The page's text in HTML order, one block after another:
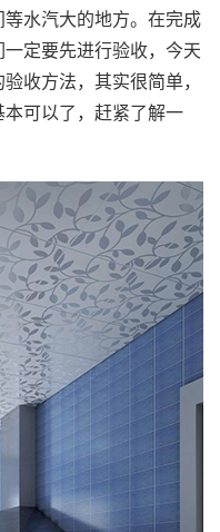
水汽大的地方。在完成
定要先进行验收，今天
收方法，其实很简单，
可以了，赶紧了解一